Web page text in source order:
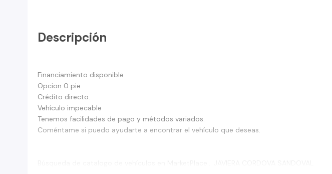
Descripción
Financiamiento disponible
Opcion 0 pie
Crédito directo.
Vehículo impecable
Tenemos facilidades de pago y métodos variados.
Coméntame si puedo ayudarte a encontrar el vehículo que deseas.